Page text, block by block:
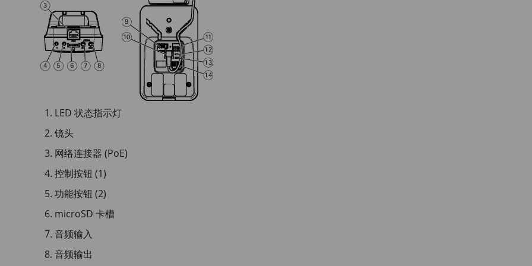
LED 状态指示灯
镜头
网络连接器 (PoE)
控制按钮 (1)
功能按钮 (2)
microSD 卡槽
音频输入
音频输出